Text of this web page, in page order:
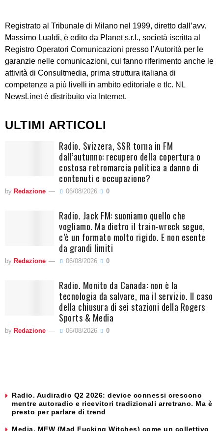
Registrato al Tribunale di Milano nel 1999, diretto dall’avv.
Massimo Lualdi, è edito da Planet s.r.l., società iscritta al
Registro Operatori Comunicazioni presso l’Autorità per le
garanzie nelle comunicazioni, cui fanno riferimento anche le
attività di Consultmedia, prima struttura italiana di
competenze a più livelli in ambito editoriale e tlc. NL
NewsLinet è distribuito via Internet.
ULTIMI ARTICOLI
Radio. Svizzera, SSR torna in FM
dall’autunno: recupero della copertura o
costosa retromarcia politica a danno di
contenuti e occupazione?
by Redazione 06/08/2026 0
Radio. Jack FM: suoniamo quello che
vogliamo. Ma dietro il train-wreck segue,
c’è un formato molto rigido. E non esente
da grandi limiti
by Redazione 06/08/2026 0
Radio. Monito da Canada: non è la
tecnologia da salvare, ma il servizio. Il caso
della chiusura di sei stazioni della Rogers
Sports & Media
by Redazione 06/08/2026 0
Radio. Audiradio Q2 2026: device connessi crescono
mentre autoradio e ricevitori tradizionali arretrano. Ma è
presto per parlare di trend
Media. MFW (Mad Fucking Witches) come un collettivo